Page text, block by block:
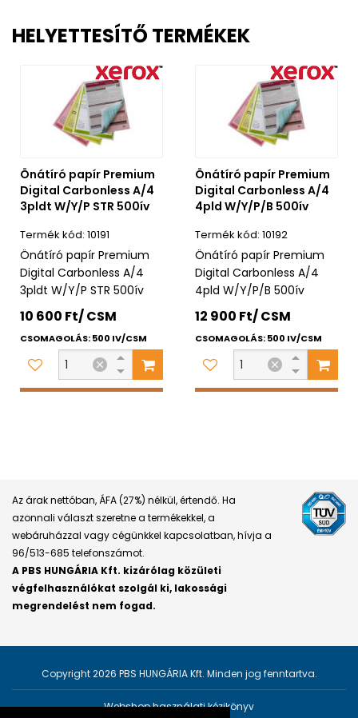
HELYETTESÍTŐ TERMÉKEK
Önátíró papír Premium
Digital Carbonless A/4
3pldt W/Y/P STR 500ív
10191
Önátíró papír Premium
Digital Carbonless A/4
3pldt W/Y/P STR 500ív
10 600 Ft/ CSM
CSOMAGOLÁS: 500 IV/CSM
Önátíró papír Premium
Digital Carbonless A/4
4pld W/Y/P/B 500ív
10192
Önátíró papír Premium
Digital Carbonless A/4
4pld W/Y/P/B 500ív
12 900 Ft/ CSM
CSOMAGOLÁS: 500 IV/CSM
Az árak nettóban, ÁFA (27%) nélkül, értendő. Ha
azonnali választ szeretne a termékekkel, a
webáruházzal vagy cégünkkel kapcsolatban, hívja a
96/513-685 telefonszámot.
A PBS HUNGÁRIA Kft. kizárólag közületi
végfelhasználókat szolgál ki, lakossági
megrendelést nem fogad.
Copyright 2026 PBS HUNGÁRIA Kft. Minden jog fenntartva.
Webshop használati kézikönyv